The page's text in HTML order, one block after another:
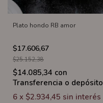
Plato hondo RB amor
$17.606,67
$25.152,38
$14.085,34 con
Transferencia o depósito
6 x $2.934,45 sin interés